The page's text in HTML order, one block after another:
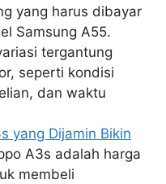
yang harus dibayar
Samsung A55.
tergantung
seperti kondisi
dan waktu
yang Dijamin Bikin
A3s adalah harga
membeli